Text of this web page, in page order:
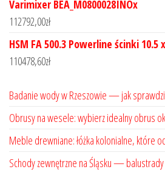
Varimixer BEA_M0800028INOx
112792,00zł
HSM FA 500.3 Powerline ścinki 10.5
110478,60zł
Badanie wody w Rzeszowie — jak
Obrusy na wesele: wybierz idealny obrus
Meble drewniane: łóżka kolonialne, które
Schody zewnętrzne na Śląsku —